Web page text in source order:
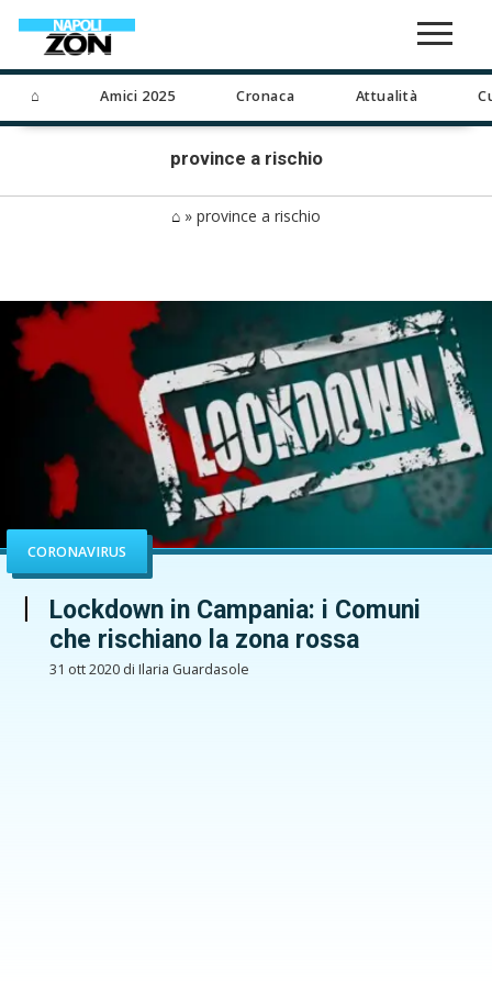
⌂ Amici 2025 Cronaca Attualità
province a rischio
⌂ » province a rischio
CORONAVIRUS
Lockdown in Campania: i Comuni
che rischiano la zona rossa
31 ott 2020 di Ilaria Guardasole